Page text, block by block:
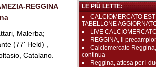
REGGINA
Malerba;
(77' Held) ,
Catalano.
LE PIÙ LETTE:
CALCIOMERCATO
TABELLONE
LIVE
REGGINA, il
Calciomercato
continua
Reggina, attesa per i